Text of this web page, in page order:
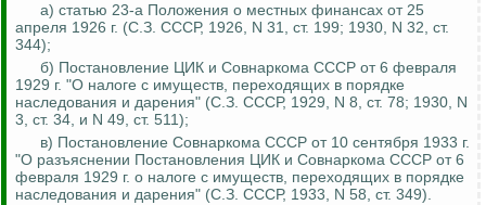
а) статью 23-а Положения о местных финансах от 25
апреля 1926 г. (С.З. СССР, 1926, N 31, ст. 199; 1930, N 32, ст.
344);
б) Постановление ЦИК и Совнаркома СССР от 6 февраля
1929 г. "О налоге с имуществ, переходящих в порядке
наследования и дарения" (С.З. СССР, 1929, N 8, ст. 78; 1930, N
3, ст. 34, и N 49, ст. 511);
в) Постановление Совнаркома СССР от 10 сентября 1933 г.
"О разъяснении Постановления ЦИК и Совнаркома СССР от 6
февраля 1929 г. о налоге с имуществ, переходящих в порядке
наследования и дарения" (С.З. СССР, 1933, N 58, ст. 349).